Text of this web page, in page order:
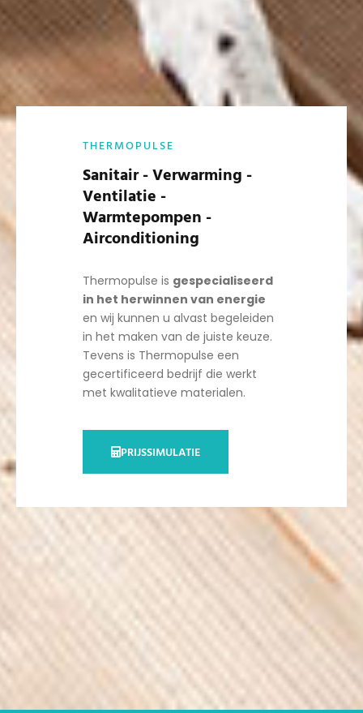
THERMOPULSE
Sanitair - Verwarming -
Ventilatie -
Warmtepompen -
Airconditioning
Thermopulse is gespecialiseerd
in het herwinnen van energie
en wij kunnen u alvast begeleiden
in het maken van de juiste keuze.
Tevens is Thermopulse een
gecertificeerd bedrijf die werkt
met kwalitatieve materialen.
PRIJSSIMULATIE